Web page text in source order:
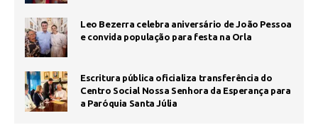
Leo Bezerra celebra aniversário de João Pessoa
e convida população para festa na Orla
Escritura pública oficializa transferência do
Centro Social Nossa Senhora da Esperança para
a Paróquia Santa Júlia